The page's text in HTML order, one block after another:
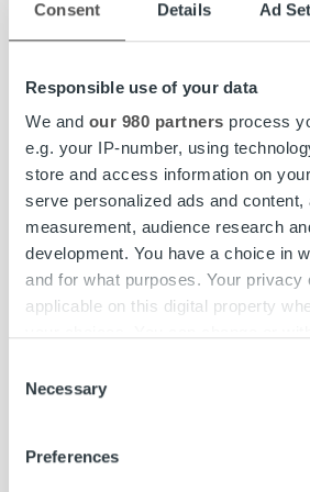
Consent Details Ad
Responsible use of your data
We and our 980 partners process
e.g. your IP-number, using
store and access information on
serve personalized ads and content,
measurement, audience research
development. You have a choice in
and for what purposes. Your privacy
applicable on this digital property
the Privacy trigger icon.
Find out more about how your
and set your preferences in the
Selection
Necessary
Preferences
Uncategorized
Jonas Ramstedt Ropo
Ruotsissa
Lue lisää